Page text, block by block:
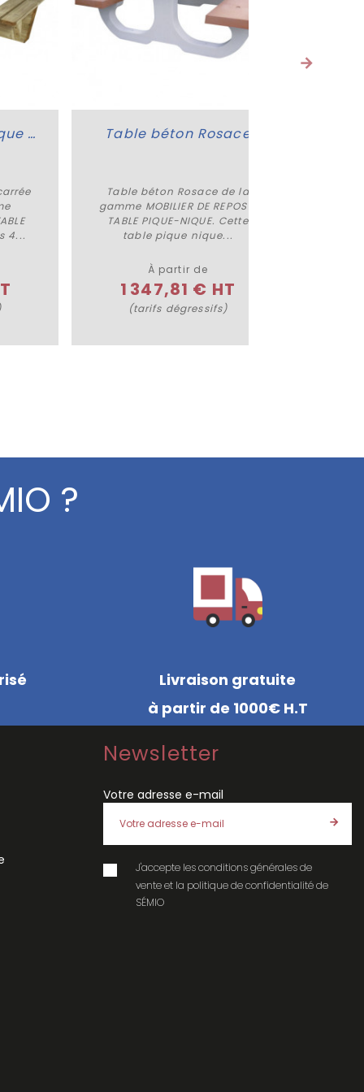
Table de pique nique carrée Acajou
4...
Plus de détails
Table béton Rosace
Table béton Rosace de la
gamme MOBILIER DE REPOS -
TABLE PIQUE-NIQUE. Cette
table pique nique...
À partir de
1 347,81 € HT
(tarifs dégressifs)
?
Livraison gratuite
à partir de 1000€ H.T
Newsletter
Votre adresse e-mail
J'accepte lesconditions générales de
venteet la politique de confidentialitéde
SÉMIO